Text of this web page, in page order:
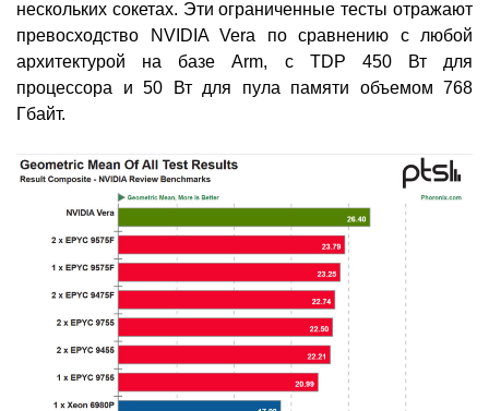
нескольких сокетах. Эти ограниченные тесты отражают
превосходство NVIDIA Vera по сравнению с любой
архитектурой на базе Arm, с TDP 450 Вт для
процессора и 50 Вт для пула памяти объемом 768
Гбайт.